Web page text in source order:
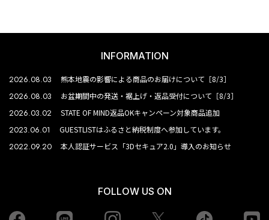
INFORMATION
2026.08.03 熊本地震の影響による商品のお届けについて［8/3］
2026.08.03 お盆期間中の発送・裾上げ・返品受付について［8/3］
2026.03.02 STATE OF MIND返品OKキャンペーン対象商品追加
2023.06.01 GUESTLISTはふるさと納税制度へ参加しています。
2022.09.20 本人認証サービス「3Dセキュア2.0」導入のお知らせ
FOLLOW US ON
Facebook Instagram tiktok